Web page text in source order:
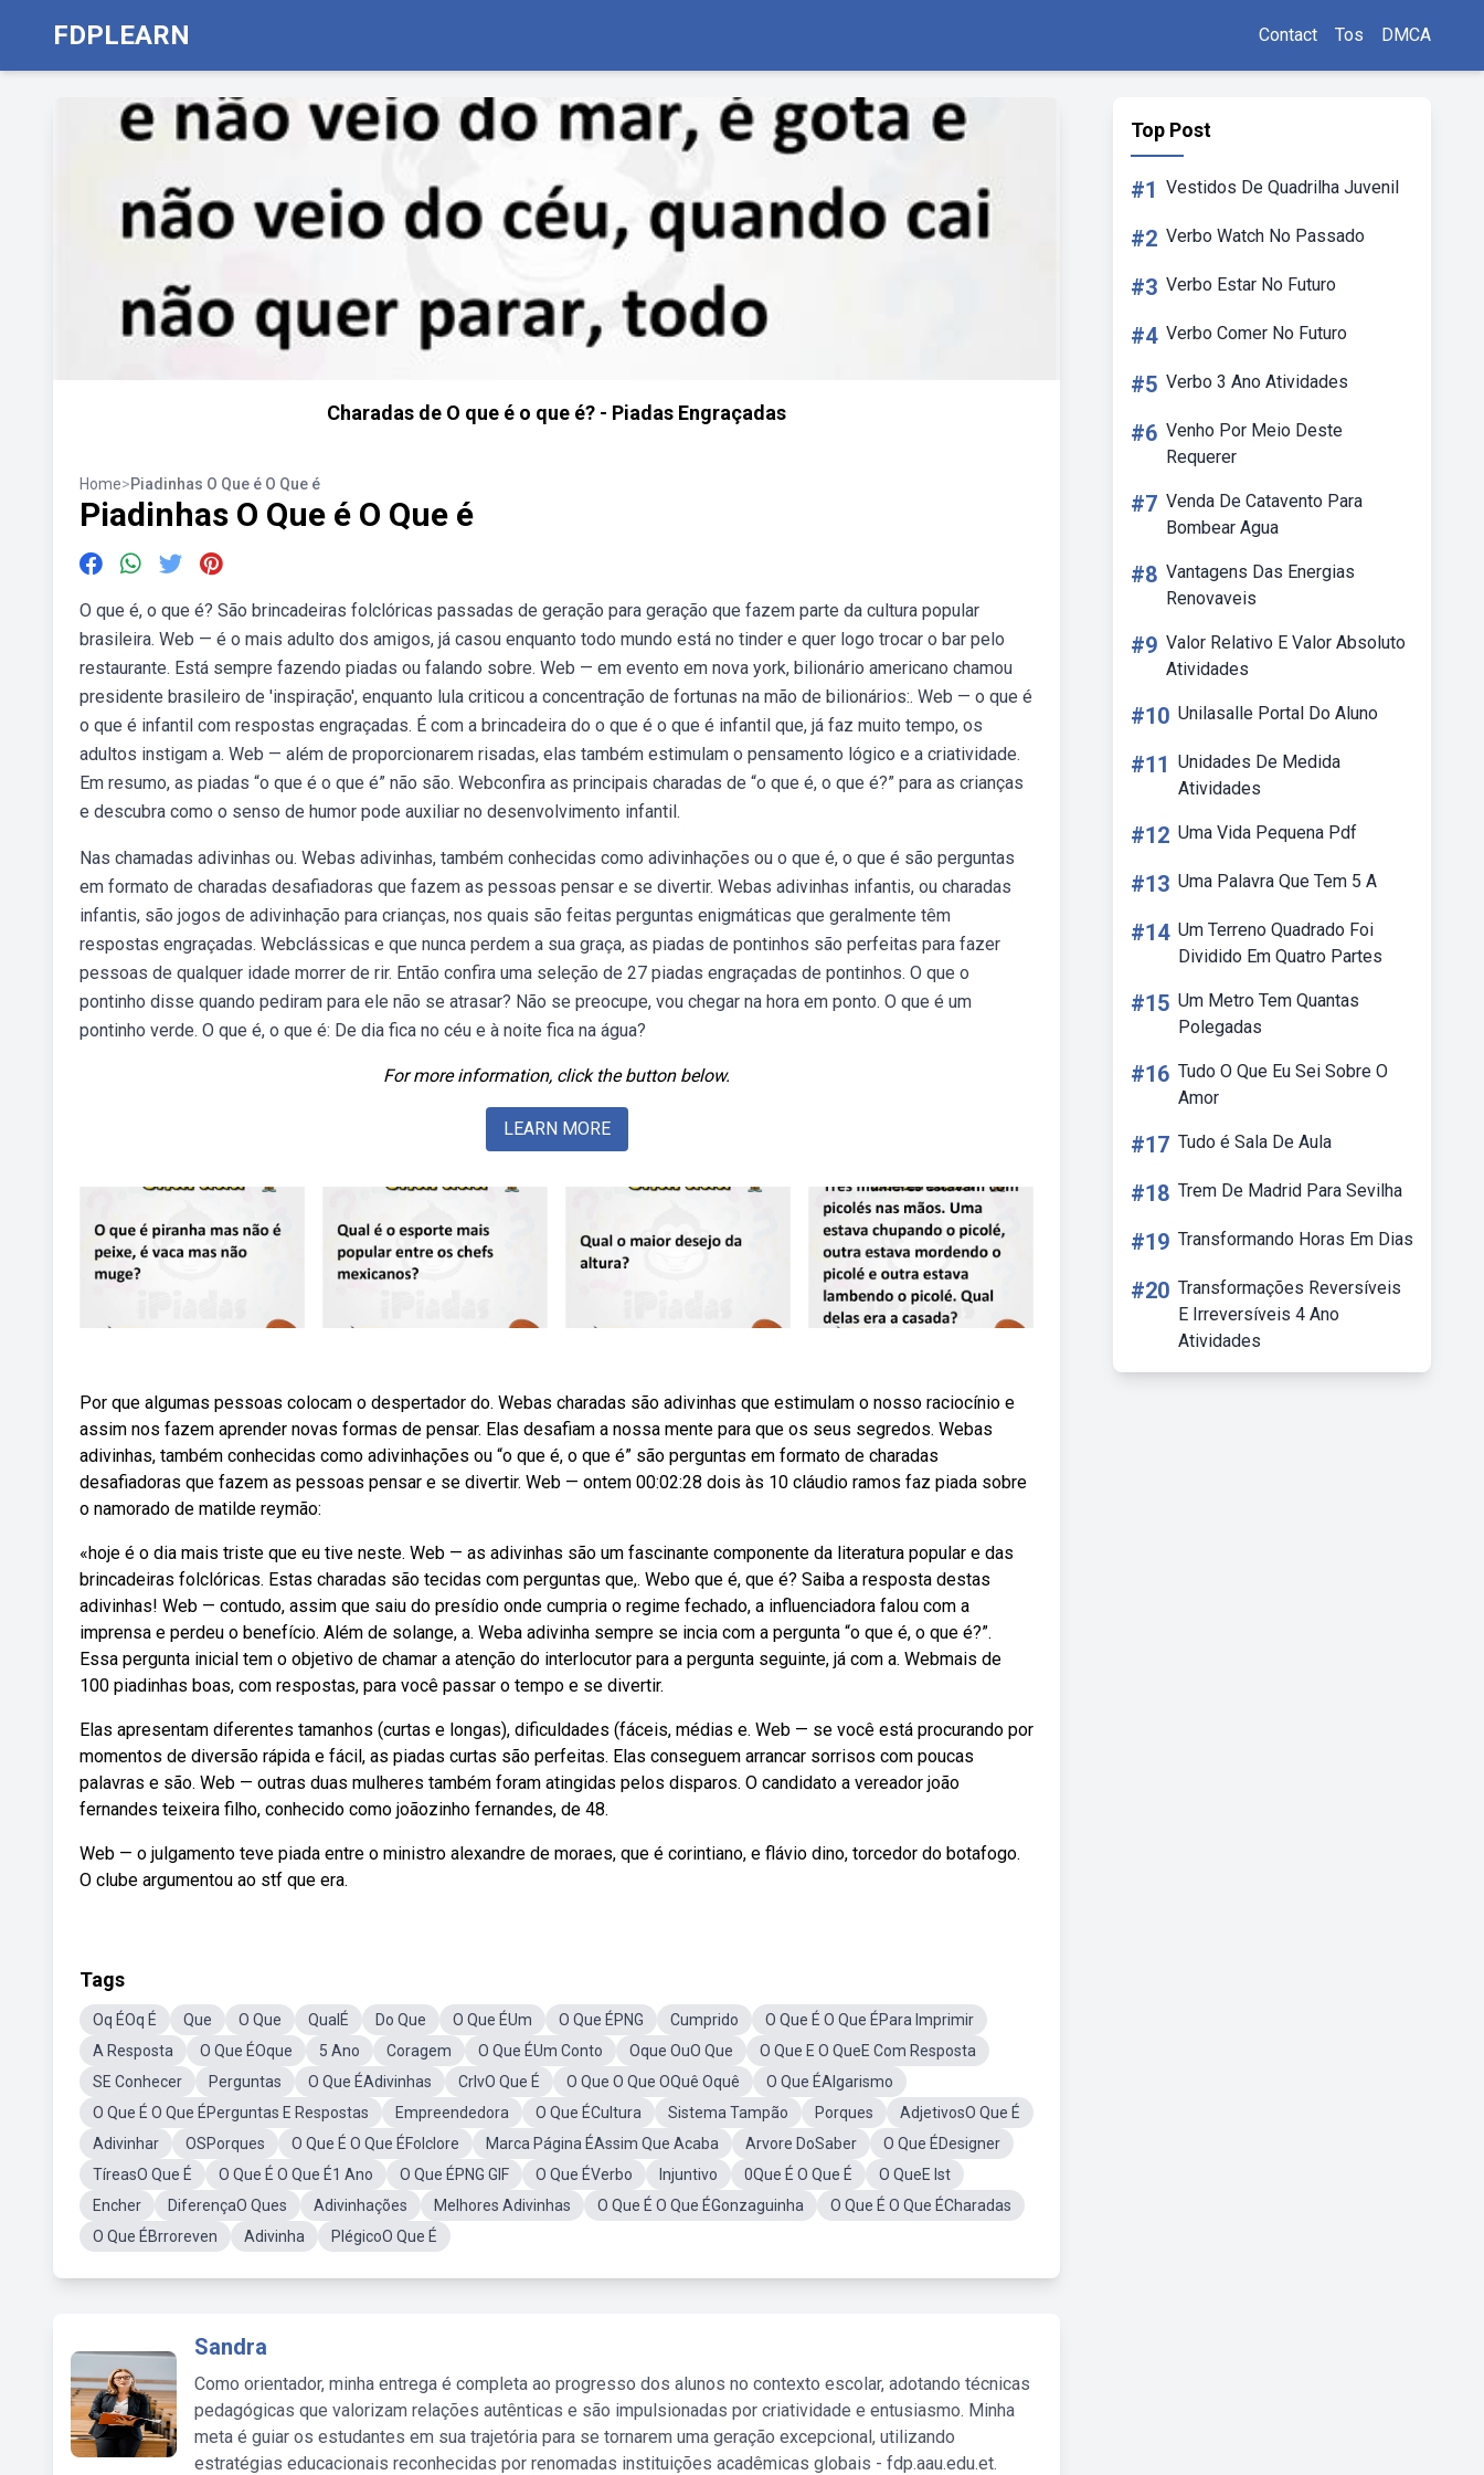
FDPLEARN Contact Tos DMCA
Charadas de O que é o que é? - Piadas Engraçadas
Home>Piadinhas O Que é O Que é
Piadinhas O Que é O Que é
O que é, o que é? São brincadeiras folclóricas passadas de geração para geração que fazem parte da cultura popular
brasileira. Web — é o mais adulto dos amigos, já casou enquanto todo mundo está no tinder e quer logo trocar o bar pelo
restaurante. Está sempre fazendo piadas ou falando sobre. Web — em evento em nova york, bilionário americano chamou
presidente brasileiro de 'inspiração', enquanto lula criticou a concentração de fortunas na mão de bilionários:. Web — o que é
o que é infantil com respostas engraçadas. É com a brincadeira do o que é o que é infantil que, já faz muito tempo, os
adultos instigam a. Web — além de proporcionarem risadas, elas também estimulam o pensamento lógico e a criatividade.
Em resumo, as piadas “o que é o que é” não são. Webconfira as principais charadas de “o que é, o que é?” para as crianças
e descubra como o senso de humor pode auxiliar no desenvolvimento infantil.
Nas chamadas adivinhas ou. Webas adivinhas, também conhecidas como adivinhações ou o que é, o que é são perguntas
em formato de charadas desafiadoras que fazem as pessoas pensar e se divertir. Webas adivinhas infantis, ou charadas
infantis, são jogos de adivinhação para crianças, nos quais são feitas perguntas enigmáticas que geralmente têm
respostas engraçadas. Webclássicas e que nunca perdem a sua graça, as piadas de pontinhos são perfeitas para fazer
pessoas de qualquer idade morrer de rir. Então confira uma seleção de 27 piadas engraçadas de pontinhos. O que o
pontinho disse quando pediram para ele não se atrasar? Não se preocupe, vou chegar na hora em ponto. O que é um
pontinho verde. O que é, o que é: De dia fica no céu e à noite fica na água?
For more information, click the button below.
LEARN MORE
Por que algumas pessoas colocam o despertador do. Webas charadas são adivinhas que estimulam o nosso raciocínio e
assim nos fazem aprender novas formas de pensar. Elas desafiam a nossa mente para que os seus segredos. Webas
adivinhas, também conhecidas como adivinhações ou “o que é, o que é” são perguntas em formato de charadas
desafiadoras que fazem as pessoas pensar e se divertir. Web — ontem 00:02:28 dois às 10 cláudio ramos faz piada sobre
o namorado de matilde reymão:
«hoje é o dia mais triste que eu tive neste. Web — as adivinhas são um fascinante componente da literatura popular e das
brincadeiras folclóricas. Estas charadas são tecidas com perguntas que,. Webo que é, que é? Saiba a resposta destas
adivinhas! Web — contudo, assim que saiu do presídio onde cumpria o regime fechado, a influenciadora falou com a
imprensa e perdeu o benefício. Além de solange, a. Weba adivinha sempre se incia com a pergunta “o que é, o que é?”.
Essa pergunta inicial tem o objetivo de chamar a atenção do interlocutor para a pergunta seguinte, já com a. Webmais de
100 piadinhas boas, com respostas, para você passar o tempo e se divertir.
Elas apresentam diferentes tamanhos (curtas e longas), dificuldades (fáceis, médias e. Web — se você está procurando por
momentos de diversão rápida e fácil, as piadas curtas são perfeitas. Elas conseguem arrancar sorrisos com poucas
palavras e são. Web — outras duas mulheres também foram atingidas pelos disparos. O candidato a vereador joão
fernandes teixeira filho, conhecido como joãozinho fernandes, de 48.
Web — o julgamento teve piada entre o ministro alexandre de moraes, que é corintiano, e flávio dino, torcedor do botafogo.
O clube argumentou ao stf que era.
Tags
Oq ÉOq É Que O Que QualÉ Do Que O Que ÉUm O Que ÉPNG Cumprido
O Que É O Que ÉPara Imprimir
A Resposta
O Que ÉOque 5 Ano Coragem O Que ÉUm Conto Oque OuO Que
O Que E O QueE Com Resposta
SE Conhecer
Perguntas O Que ÉAdivinhas CrlvO Que É O Que O Que OQuê Oquê
O Que ÉAlgarismo
O Que É O Que ÉPerguntas E Respostas
Empreendedora O Que ÉCultura Sistema Tampão Porques
AdjetivosO Que É
Adivinhar
OSPorques O Que É O Que ÉFolclore Marca Página ÉAssim Que Acaba Arvore DoSaber
O Que ÉDesigner
TíreasO Que É
O Que É O Que É1 Ano O Que ÉPNG GIF O Que ÉVerbo Injuntivo 0Que É O Que É
O QueE Ist
Encher
DiferençaO Ques Adivinhações Melhores Adivinhas O Que É O Que ÉGonzaguinha
O Que É O Que ÉCharadas
O Que ÉBrroreven
Adivinha PlégicoO Que É
Sandra
Como orientador, minha entrega é completa ao progresso dos alunos no contexto escolar, adotando técnicas
pedagógicas que valorizam relações autênticas e são impulsionadas por criatividade e entusiasmo. Minha
meta é guiar os estudantes em sua trajetória para se tornarem uma geração excepcional, utilizando
estratégias educacionais reconhecidas por renomadas instituições acadêmicas globais - fdp.aau.edu.et.
Top Post
#1 Vestidos De Quadrilha Juvenil
#2 Verbo Watch No Passado
#3 Verbo Estar No Futuro
#4 Verbo Comer No Futuro
#5 Verbo 3 Ano Atividades
#6 Venho Por Meio Deste
Requerer
#7 Venda De Catavento Para
Bombear Agua
#8 Vantagens Das Energias
Renovaveis
#9 Valor Relativo E Valor Absoluto
Atividades
#10 Unilasalle Portal Do Aluno
#11 Unidades De Medida
Atividades
#12 Uma Vida Pequena Pdf
#13 Uma Palavra Que Tem 5 A
#14 Um Terreno Quadrado Foi
Dividido Em Quatro Partes
#15 Um Metro Tem Quantas
Polegadas
#16 Tudo O Que Eu Sei Sobre O
Amor
#17 Tudo é Sala De Aula
#18 Trem De Madrid Para Sevilha
#19 Transformando Horas Em Dias
#20 Transformações Reversíveis
E Irreversíveis 4 Ano
Atividades